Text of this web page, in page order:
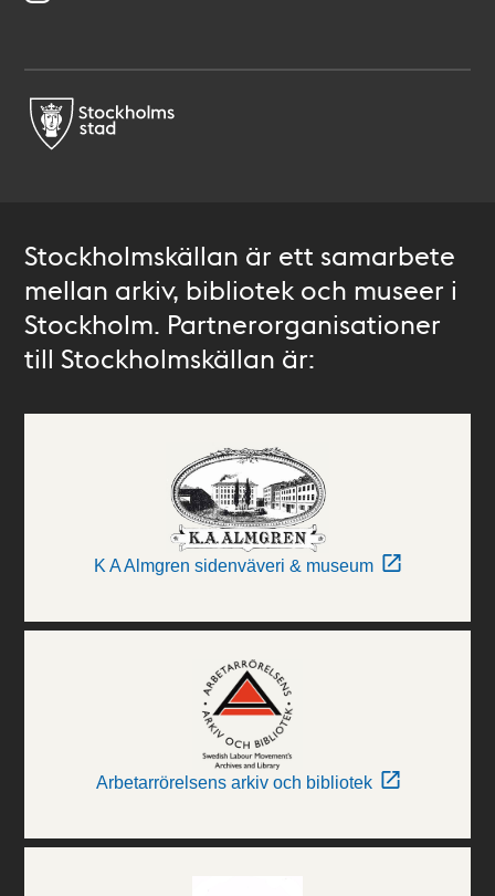
Stockholmskällan är ett samarbete
mellan arkiv, bibliotek och museer i
Stockholm. Partnerorganisationer
till Stockholmskällan är:
K A Almgren sidenväveri & museum
Arbetarrörelsens arkiv och bibliotek